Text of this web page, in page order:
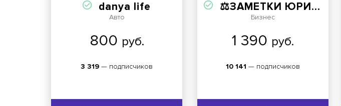
danya life
Авто
800 руб.
3 319 — подписчиков
⚖️ЗАМЕТКИ ЮРИСТА⚖️
Бизнес
1 390 руб.
10 141 — подписчиков